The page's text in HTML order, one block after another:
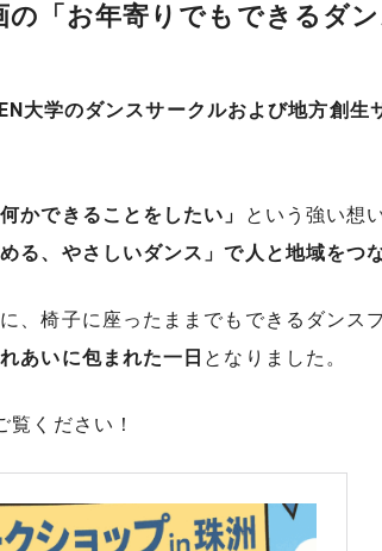
の「お年寄りでもできるダ
大学のダンスサークルおよび地方創生
かできることをしたい」
という強い想
める、やさしいダンス」で人と地域をつ
、椅子に座ったままでもできるダンス
あいに包まれた一日 となりました。
ください！